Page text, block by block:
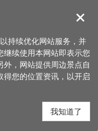
導覽
啡文教馆
周边住
关闭
持续优化网站服务，并
继续使用本网站即表示您
，网站提供周边景点自
得您的位置资讯，以开启
我知道了